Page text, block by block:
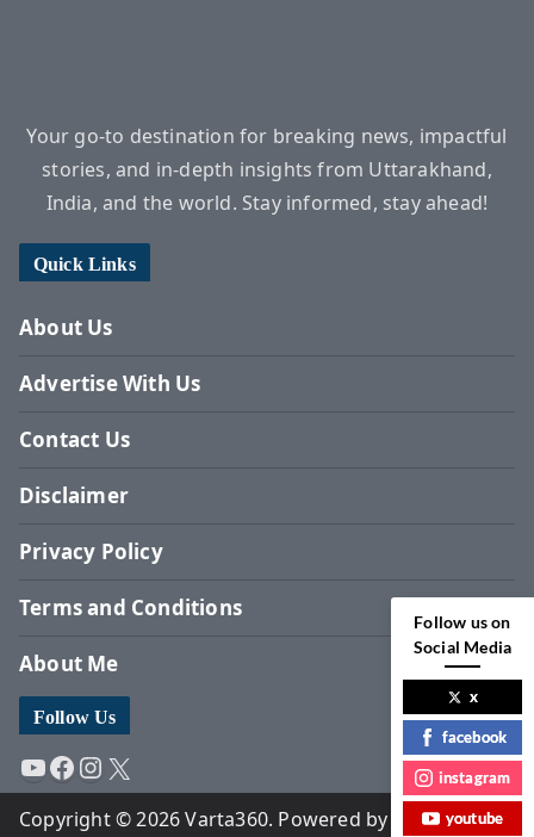
Your go-to destination for breaking news, impactful
stories, and in-depth insights from Uttarakhand,
India, and the world. Stay informed, stay ahead!
Quick Links
About Us
Advertise With Us
Contact Us
Disclaimer
Privacy Policy
Terms and Conditions
About Me
Follow Us
YouTube
Facebook
Instagram
X
Copyright © 2026 Varta360. Powered by Surbhi
Follow us on
Social Media
x
facebook
instagram
youtube